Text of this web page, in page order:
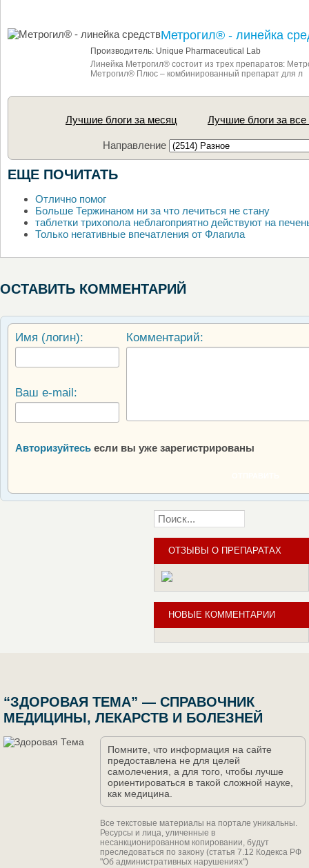
Метрогил® - линейка
Производитель: Unique Pharmaceutical Lab
Линейка Метрогил® состоит из трех препаратов:
Метрогил® Плюс – комбинированный препарат для л
Лучшие блоги за месяц Лучшие блоги за
Направление
ЕЩЕ ПОЧИТАТЬ
Отлично помог
Больше Тержинаном ни за что лечиться не стану
таблетки трихопола неблагоприятно действуют на
Только негативные впечатления от Флагила
ОСТАВИТЬ КОММЕНТАРИЙ
Имя (логин):
Ваш e-mail:
Комментарий:
Авторизуйтесь если вы уже зарегистрированы
ОТЗЫВЫ О ПРЕПАРАТАХ
НОВЫЕ КОММЕНТАРИИ
“ЗДОРОВАЯ ТЕМА” — СПРАВОЧНИК
МЕДИЦИНЫ, ЛЕКАРСТВ И БОЛЕЗНЕЙ
Помните, что информация на сайте
предоставлена не для целей
самолечения, а для того, чтобы лучше
ориентироваться в такой сложной науке,
как медицина.
Все текстовые материалы на портале уникальны.
Ресурсы и лица, уличенные в
несанкционированном копировании, будут
преследоваться по закону (статья 7.12 Кодекса РФ
"Об административных нарушениях")